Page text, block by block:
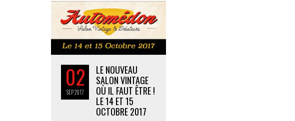
02
SEP2017
LE NOUVEAU
SALON VINTAGE
OÙ IL FAUT ÊTRE !
LE 14 ET 15
OCTOBRE 2017